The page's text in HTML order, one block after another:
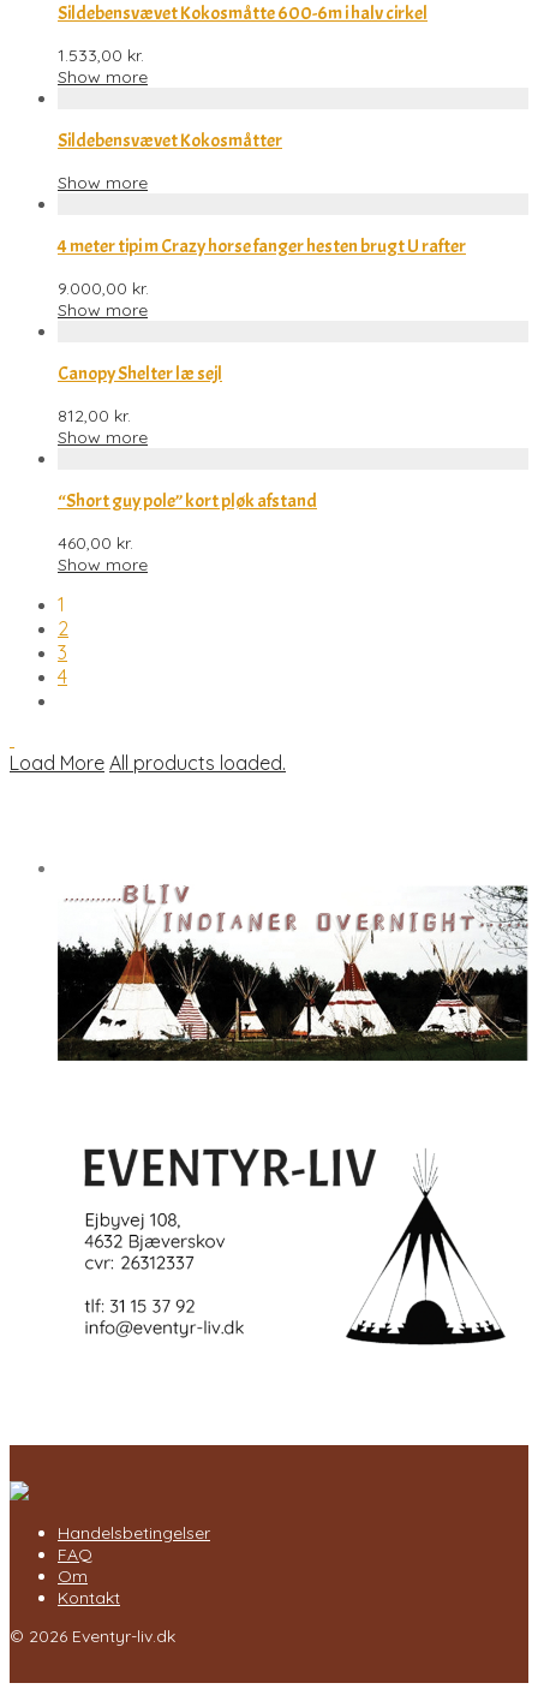
Sildebensvævet Kokosmåtte 600-6m i halv cirkel
1.533,00 kr.
Show more
Sildebensvævet Kokosmåtter
Show more
4 meter tipi m Crazy horse fanger hesten brugt U rafter
9.000,00 kr.
Show more
Canopy Shelter læ sejl
812,00 kr.
Show more
“Short guy pole” kort pløk afstand
460,00 kr.
Show more
1
2
3
4
Load More All products loaded.
Handelsbetingelser
FAQ
Om
Kontakt
© 2026 Eventyr-liv.dk